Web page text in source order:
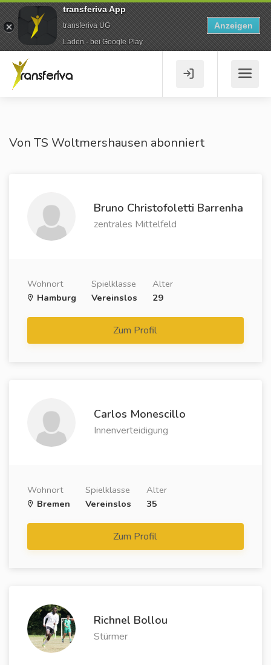
Von TS Woltmershausen abonniert
Bruno Christofoletti Barrenha
zentrales Mittelfeld
Wohnort
Hamburg
Spielklasse
Vereinslos
Alter
29
Zum Profil
Carlos Monescillo
Innenverteidigung
Wohnort
Bremen
Spielklasse
Vereinslos
Alter
35
Zum Profil
Richnel Bollou
Stürmer
transferiva App
transferiva UG
Laden - bei Google Play
Anzeigen